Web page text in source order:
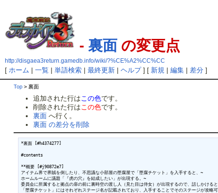
- 裏面の変更点
http://disgaea3return.gamedb.info/wiki/?%CE%A2%CC%CC
[ ホーム | 一覧| 単語検索| 最終更新| ヘルプ] [ 新規 | 編集| 差分]
Top > 裏面
追加された行はこの色です。
削除された行はこの色です。
裏面 へ行く。
裏面 の差分を削除
*裏面 [#h4374277]
#contents
**概要 [#j90872e7]
アイテム界で界賊を倒したり、不思議な小部屋の堕腐屋で「堕腐チケット」を入手すると、~
ホームルームに議題「『虎の穴』を結成したい」が出現する。~
委員会に所属すると拠点の扉の前に裏時空の渡し人（見た目は侍女）が出現するので、話しかける
「堕腐チケット」にはそれぞれステージ名が記載されており、入手することでそのステージが攻略